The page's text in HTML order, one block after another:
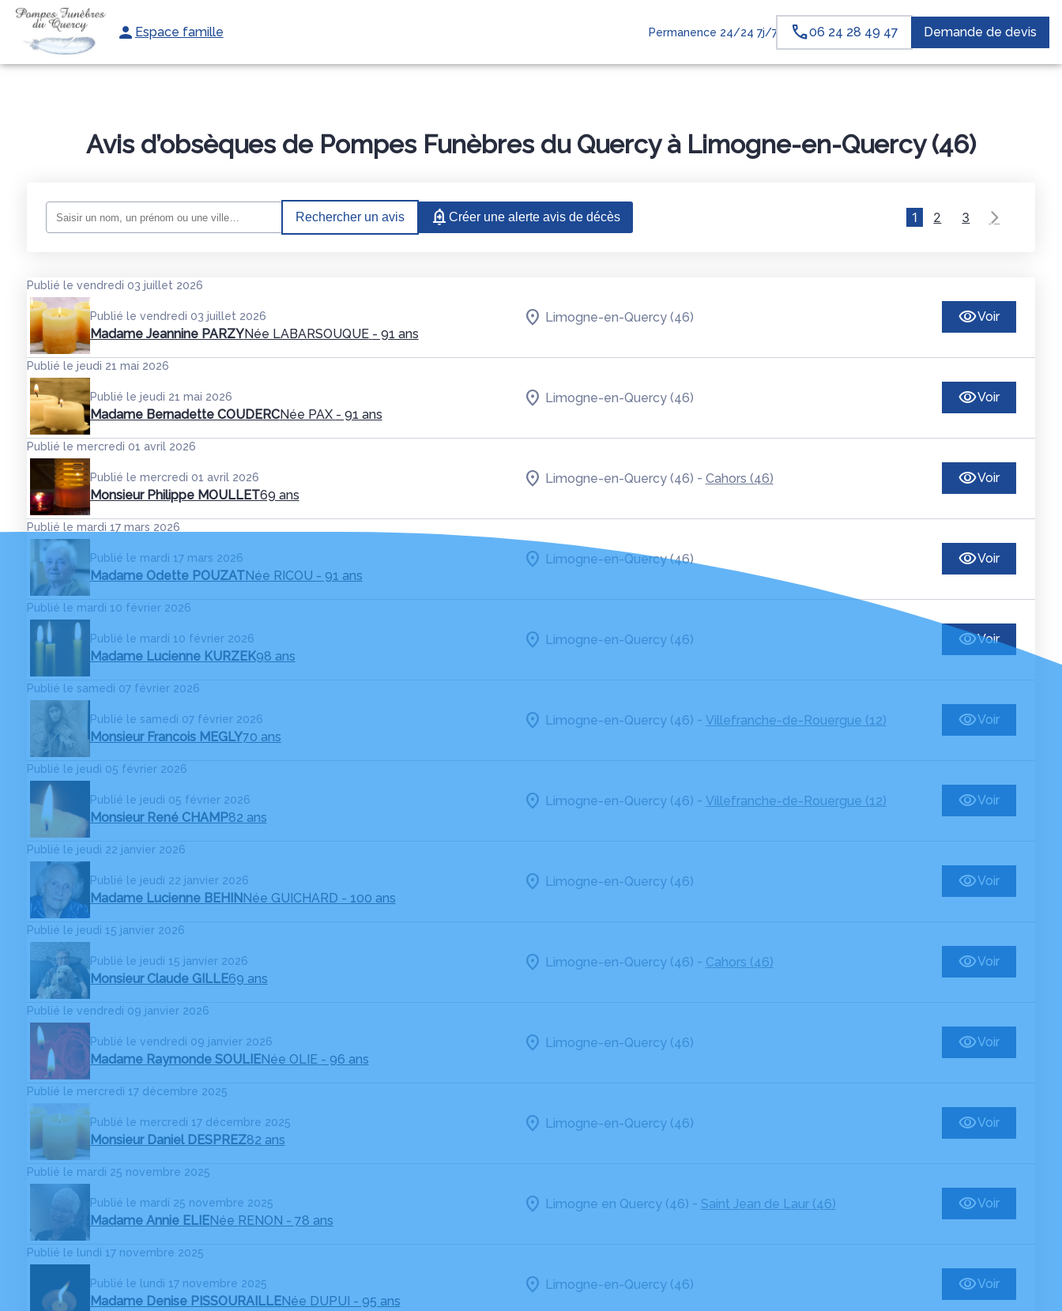
Espace famille Permanence 24/24 7j/7 06 24 28 49 47 Demande de devis
NOS SERVICES NOS AGENCES PHOTOS
Avis d’obsèques de Pompes Funèbres du Quercy à Limogne-en-Quercy (46)
Rechercher un avis Créer une alerte avis de décès 1 2 3
Publié le vendredi 03 juillet 2026
Publié le vendredi 03 juillet 2026
Madame Jeannine PARZYNée LABARSOUQUE - 91 ans
Limogne-en-Quercy (46) Voir
Publié le jeudi 21 mai 2026
Publié le jeudi 21 mai 2026
Madame Bernadette COUDERCNée PAX - 91 ans
Limogne-en-Quercy (46) Voir
Publié le mercredi 01 avril 2026
Publié le mercredi 01 avril 2026
Monsieur Philippe MOULLET69 ans
Limogne-en-Quercy (46) - Cahors (46) Voir
Publié le mardi 17 mars 2026
Publié le mardi 17 mars 2026
Madame Odette POUZATNée RICOU - 91 ans
Limogne-en-Quercy (46) Voir
Publié le mardi 10 février 2026
Publié le mardi 10 février 2026
Madame Lucienne KURZEK98 ans
Limogne-en-Quercy (46) Voir
Publié le samedi 07 février 2026
Publié le samedi 07 février 2026
Monsieur Francois MEGLY70 ans
Limogne-en-Quercy (46) - Villefranche-de-Rouergue (12) Voir
Publié le jeudi 05 février 2026
Publié le jeudi 05 février 2026
Monsieur René CHAMP82 ans
Limogne-en-Quercy (46) - Villefranche-de-Rouergue (12) Voir
Publié le jeudi 22 janvier 2026
Publié le jeudi 22 janvier 2026
Madame Lucienne BEHIN Née GUICHARD - 100 ans
Limogne-en-Quercy (46) Voir
Publié le jeudi 15 janvier 2026
Publié le jeudi 15 janvier 2026
Monsieur Claude GILLE69 ans
Limogne-en-Quercy (46) - Cahors (46) Voir
Publié le vendredi 09 janvier 2026
Publié le vendredi 09 janvier 2026
Madame Raymonde SOULIENée OLIE - 96 ans
Limogne-en-Quercy (46) Voir
Publié le mercredi 17 décembre 2025
Publié le mercredi 17 décembre 2025
Monsieur Daniel DESPREZ82 ans
Limogne-en-Quercy (46) Voir
Publié le mardi 25 novembre 2025
Publié le mardi 25 novembre 2025
Madame Annie ELIENée RENON - 78 ans
Limogne en Quercy (46) - Saint Jean de Laur (46) Voir
Publié le lundi 17 novembre 2025
Publié le lundi 17 novembre 2025
Madame Denise PISSOURAILLENée DUPUI - 95 ans
Limogne-en-Quercy (46) Voir